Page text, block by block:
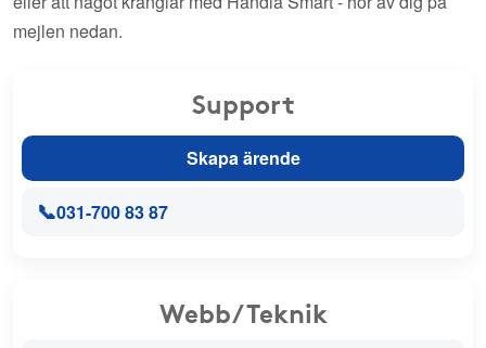
mejlen nedan.
Support
Skapa ärende
📞031-700 83 87
Webb/Teknik